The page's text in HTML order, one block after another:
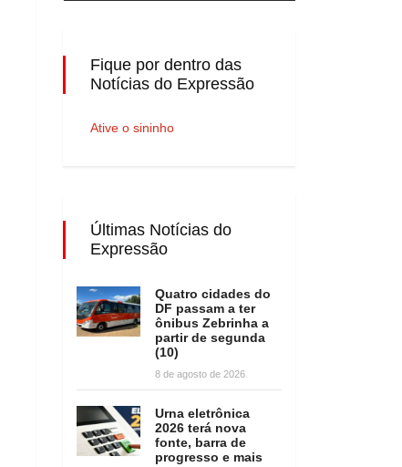
Fique por dentro das
Notícias do Expressão
Ative o sininho
Últimas Notícias do
Expressão
Quatro cidades do
DF passam a ter
ônibus Zebrinha a
partir de segunda
(10)
8 de agosto de 2026
Urna eletrônica
2026 terá nova
fonte, barra de
progresso e mais